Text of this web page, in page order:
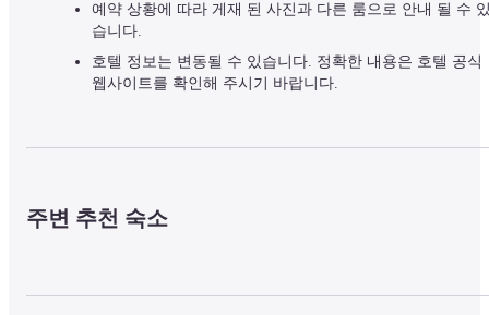
예약 상황에 따라 게재 된 사진과 다른 룸으로 안내 될 수
습니다.
호텔 정보는 변동될 수 있습니다. 정확한 내용은 호텔 공식
웹사이트를 확인해 주시기 바랍니다.
주변 추천 숙소